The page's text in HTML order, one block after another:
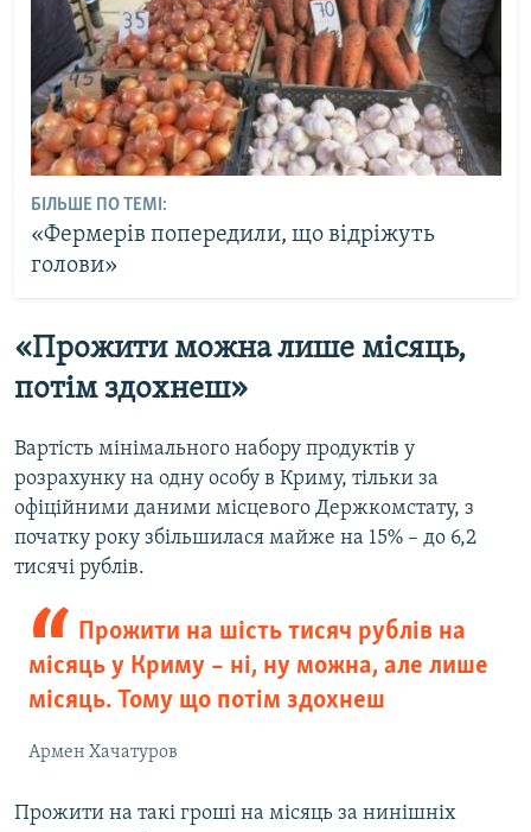
БІЛЬШЕ ПО ТЕМІ:
«Фермерів попередили, що відріжуть
голови»
«Прожити можна лише місяць,
потім здохнеш»
Вартість мінімального набору продуктів у
розрахунку на одну особу в Криму, тільки за
офіційними даними місцевого Держкомстату, з
початку року збільшилася майже на 15% – до 6,2
тисячі рублів.
Прожити на шість тисяч рублів на
місяць у Криму – ні, ну можна, але лише
місяць. Тому що потім здохнеш
Армен Хачатуров
Прожити на такі гроші на місяць за нинішніх